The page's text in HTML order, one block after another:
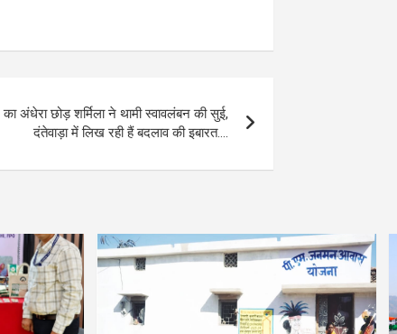
अंधेरा छोड़ शर्मिला ने थामी स्वावलंबन की सुई,
दंतेवाड़ा में लिख रही हैं बदलाव की इबारत….